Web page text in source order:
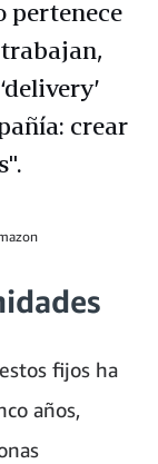
pertenece
crear
fijos ha
años,